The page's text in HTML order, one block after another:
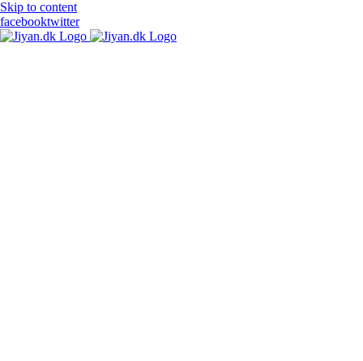
Skip to content
facebooktwitter